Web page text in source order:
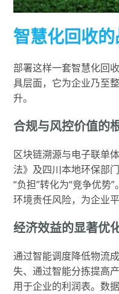
智慧化回收
部署这样一套智慧化回
具层面，它为企业乃至
升。
合规与风控价值的
区块链溯源与电子联单
法》及四川本地环保部
“负担”转化为“竞争优势
环境责任风险，为企业
经济效益的显著优
通过智能调度降低物流
失、通过智能分拣提高
用于企业的利润表。数